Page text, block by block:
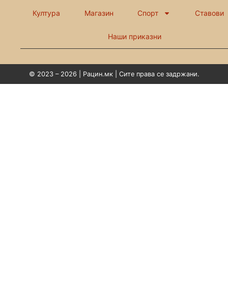
Култура Магазин Спорт Ставови
Наши приказни
© 2023 – 2026 | Рацин.мк | Сите права се задржани.